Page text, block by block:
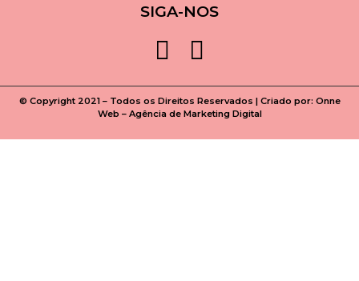
SIGA-NOS
© Copyright 2021 – Todos os Direitos Reservados | Criado por: Onne
Web – Agência de Marketing Digital